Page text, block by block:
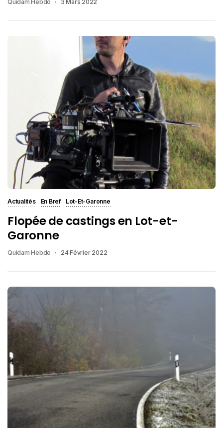
Quidam Hebdo 3 Mars 2022
Actualités En Bref Lot-Et-Garonne
Flopée de castings en Lot-et-
Garonne
Quidam Hebdo 24 Février 2022